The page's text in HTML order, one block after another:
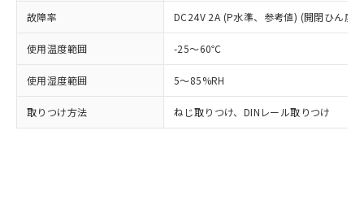
故障率 DC24V 2A (P水準、参考値) (開閉ひん度
使用温度範囲 -25～60℃
使用湿度範囲 5～85%RH
取りつけ方法 ねじ取りつけ、DINレール取りつけ
お客様が当ウェブサイト上で当社にご
登録された部品リストについて、当社
および当社の共同利用者が、当社の製
品・サービスに関するお客様との取
引・商談に必要な範囲で利用すること
をご了承ください。
※当社の共同利用者とは、 "個人情報
※3 非含有証明書ダウンロード
下記の非含有証明書をダウンロードするこ
とができます。
EU RoHS指令（10物質）の非含有証明書
51物質の非含有証明書（当社基準）